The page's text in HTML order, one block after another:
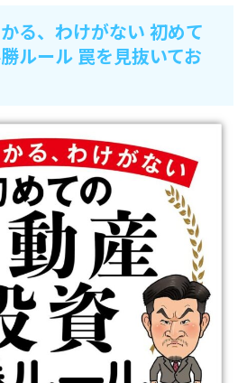
る、わけがない 初めて
ルール 罠を見抜いてお